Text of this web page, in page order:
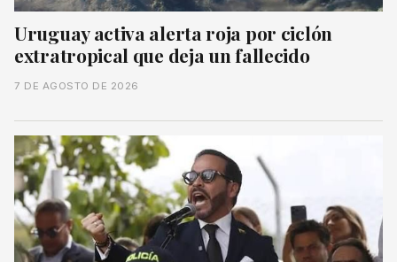
Uruguay activa alerta roja por ciclón
extratropical que deja un fallecido
7 DE AGOSTO DE 2026